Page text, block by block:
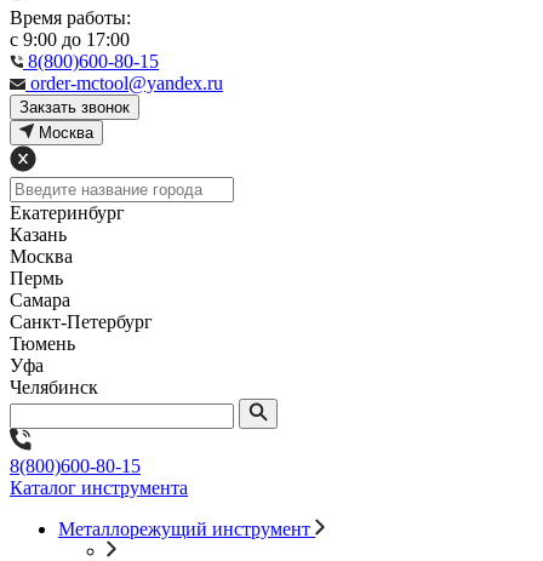
Время работы:
с 9:00 до 17:00
8(800)600-80-15
order-mctool@yandex.ru
Закзать звонок
Москва
Екатеринбург
Казань
Москва
Пермь
Самара
Санкт-Петербург
Тюмень
Уфа
Челябинск
8(800)600-80-15
Каталог инструмента
Металлорежущий инструмент